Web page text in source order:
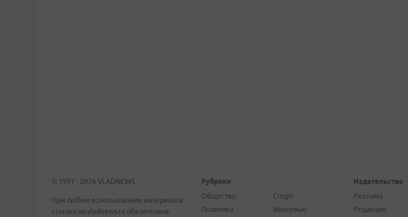
© 1997 - 2026 VLADNEWS
При любом использовании материалов
ссылка на vladnews.ru обязательна.
Рубрики
Общество
Политика
Спорт
Интервью
Издательство
Реклама
Редакция